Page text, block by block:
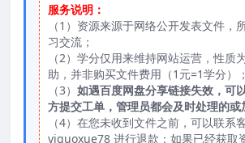
服务说明：
（1）资源来源于网络公开发表文件，
习交流；
（2）学分仅用来维持网站运营，性质
助，并非购买文件费用（1元=1学分）；
（3） 如遇百度网盘分享链接失效，可
方提交工单，管理员都会及时处理的或
（4）在您未收到文件之前，可以联系
yiguoxue78 进行退款；如果已经获取